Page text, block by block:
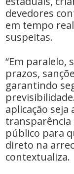
devedores
em tempo
suspeitas.
“Em paralelo,
prazos,
garantindo
aplicação seja
transparência
público para
direto na
contextualiza.